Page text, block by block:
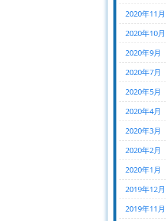
2020年11月
2020年10月
2020年9月
2020年7月
2020年5月
2020年4月
2020年3月
2020年2月
2020年1月
2019年12月
2019年11月